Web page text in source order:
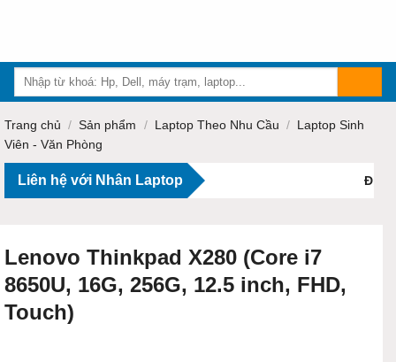
Trang chủ / Sản phẩm / Laptop Theo Nhu Cầu / Laptop Sinh
Viên - Văn Phòng
Liên hệ với Nhân Laptop Địa
Lenovo Thinkpad X280 (Core i7
8650U, 16G, 256G, 12.5 inch, FHD,
Touch)